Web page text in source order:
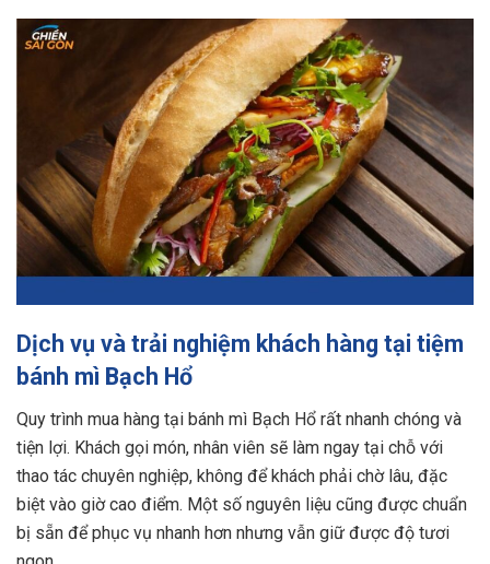
Dịch vụ và trải nghiệm khách hàng tại tiệm
bánh mì Bạch Hổ
Quy trình mua hàng tại bánh mì Bạch Hổ rất nhanh chóng và
tiện lợi. Khách gọi món, nhân viên sẽ làm ngay tại chỗ với
thao tác chuyên nghiệp, không để khách phải chờ lâu, đặc
biệt vào giờ cao điểm. Một số nguyên liệu cũng được chuẩn
bị sẵn để phục vụ nhanh hơn nhưng vẫn giữ được độ tươi